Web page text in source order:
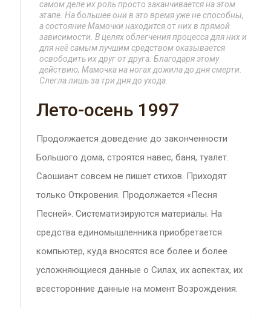
самом деле их роль просто заканчивается на этом
этапе. На большее они в это время уже не способны,
а состояние Мамочки находится от них в прямой
зависимости. В целях облегчения процесса для них и
для неё самым лучшим средством оказывается
освободить их друг от друга. Благодаря этому
действию, Мамочка на ногах дожила до дня смерти.
Слегла лишь за три дня до ухода.
Лето-осень 1997
Продолжается доведение до законченности
Большого дома, строятся навес, баня, туалет.
Саошиант совсем не пишет стихов. Приходят
только Откровения. Продолжается «Песня
Песней». Систематизируются материалы. На
средства единомышленника приобретается
компьютер, куда вносятся все более и более
усложняющиеся данные о Силах, их аспектах, их
всесторонние данные на момент Возрождения.